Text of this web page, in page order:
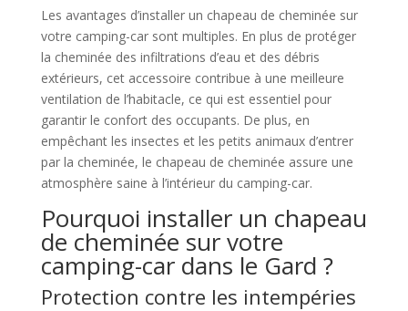
Les avantages d’installer un chapeau de cheminée sur
votre camping-car sont multiples. En plus de protéger
la cheminée des infiltrations d’eau et des débris
extérieurs, cet accessoire contribue à une meilleure
ventilation de l’habitacle, ce qui est essentiel pour
garantir le confort des occupants. De plus, en
empêchant les insectes et les petits animaux d’entrer
par la cheminée, le chapeau de cheminée assure une
atmosphère saine à l’intérieur du camping-car.
Pourquoi installer un chapeau
de cheminée sur votre
camping-car dans le Gard ?
Protection contre les intempéries